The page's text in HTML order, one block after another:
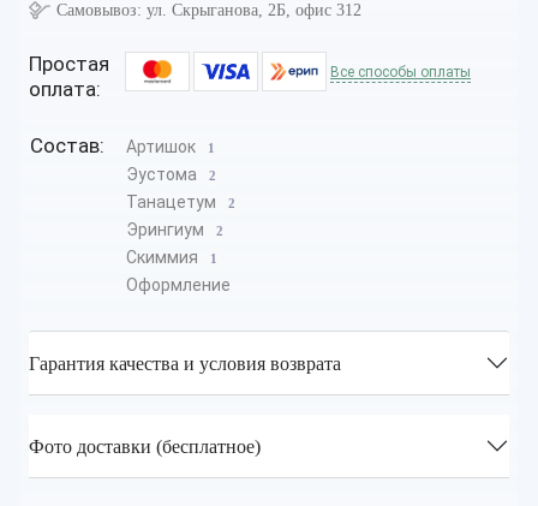
Самовывоз: ул. Скрыганова, 2Б, офис 312
Простая
оплата:
Все способы оплаты
Состав: Артишок 1
Эустома 2
Танацетум 2
Эрингиум 2
Скиммия 1
Оформление
Гарантия качества и условия возврата
Фото доставки (бесплатное)